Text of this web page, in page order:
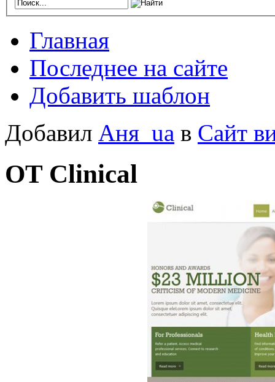
Главная
Последнее на сайте
Добавить шаблон
Добавил Аня_ua в Сайт
OT Clinical